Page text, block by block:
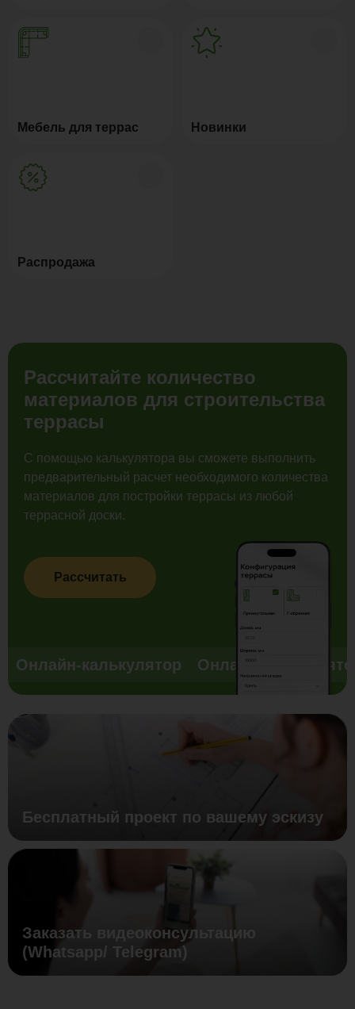
Мебель для террас Новинки
Распродажа
Рассчитайте количество
материалов для строительства
террасы
С помощью калькулятора вы сможете выполнить
предварительный расчет необходимого количества
материалов для постройки террасы из любой
террасной доски.
Рассчитать
Онлайн-калькулятор Онлайн-
Бесплатный проект по вашему эскизу
Заказать видеоконсультацию
(Whatsapp/ Telegram)